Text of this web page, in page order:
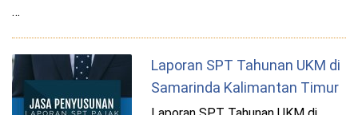
…
Laporan SPT Tahunan UKM di
Samarinda Kalimantan Timur